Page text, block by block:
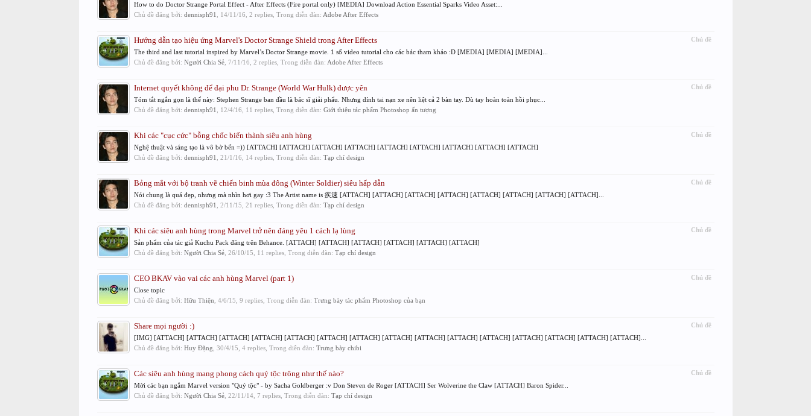
How to do Doctor Strange Portal Effect - After Effects (Fire portal only) [MEDIA] Download Action Essential Sparks Video Asset:...
Chủ đề đăng bởi: dennisph91 14/11/16 , 2 replies, Trong diễn đàn: Adobe After Effects
Chủ đề
Hướng dẫn tạo hiệu ứng Marvel's Doctor Strange Shield trong After Effects
The third and last tutorial inspired by Marvel’s Doctor Strange movie. 1 số video tutorial cho các bác tham khảo :D [MEDIA] [MEDIA] [MEDIA]...
Chủ đề đăng bởi: Người Chia Sẻ, 7/11/16 , 2 replies, Trong diễn đàn: Adobe After Effects
Chủ đề
Internet quyết không để đại phu Dr. Strange (World War Hulk) được yên
Tóm tắt ngắn gọn là thế này: Stephen Strange ban đầu là bác sĩ giải phẩu. Nhưng dính tai nạn xe nên liệt cả 2 bàn tay. Dù tay hoàn toàn hồi phục...
Chủ đề đăng bởi: dennisph91 12/4/16 , 11 replies, Trong diễn đàn: Giới thiệu tác phẩm Photoshop ấn tượng
Chủ đề
Khi các "cục cức" bỗng chốc biến thành siêu anh hùng
Nghệ thuật và sáng tạo là vô bờ bến =)) [ATTACH] [ATTACH] [ATTACH] [ATTACH] [ATTACH] [ATTACH] [ATTACH] [ATTACH] [ATTACH]
Chủ đề đăng bởi: dennisph91 21/1/16 , 14 replies, Trong diễn đàn: Tạp chí design
Chủ đề
Bỏng mắt với bộ tranh vẽ chiến binh mùa đông (Winter Soldier) siêu hấp dẫn
Nói chung là quá đẹp, nhưng mà nhìn hơi gay :3 The Artist name is 疾速 [ATTACH] [ATTACH] [ATTACH] [ATTACH] [ATTACH] [ATTACH] [ATTACH] [ATTACH]...
Chủ đề đăng bởi: dennisph91 2/11/15 , 21 replies, Trong diễn đàn: Tạp chí design
Chủ đề
Khi các siêu anh hùng trong Marvel trở nên đáng yêu 1 cách lạ lùng
Sản phẩm của tác giả Kuchu Pack đăng trên Behance. [ATTACH] [ATTACH] [ATTACH] [ATTACH] [ATTACH] [ATTACH]
Chủ đề đăng bởi: Người Chia Sẻ, 26/10/15 , 11 replies, Trong diễn đàn: Tạp chí design
Chủ đề
CEO BKAV vào vai các anh hùng Marvel (part 1)
Close topic
Chủ đề đăng bởi: Hữu Thiện 4/6/15 , 9 replies, Trong diễn đàn: Trưng bày tác phẩm Photoshop của bạn
Chủ đề
Share mọi người :)
[IMG] [ATTACH] [ATTACH] [ATTACH] [ATTACH] [ATTACH] [ATTACH] [ATTACH] [ATTACH] [ATTACH] [ATTACH] [ATTACH] [ATTACH] [ATTACH] [ATTACH] [ATTACH]...
Chủ đề đăng bởi: Huy Đặng 30/4/15 , 4 replies, Trong diễn đàn: Trưng bày chibi
Chủ đề
Các siêu anh hùng mang phong cách quý tộc trông như thế nào?
Mời các bạn ngắm Marvel version "Quý tộc" - by Sacha Goldberger :v Don Steven de Roger [ATTACH] Ser Wolverine the Claw [ATTACH] Baron Spider...
Chủ đề đăng bởi: Người Chia Sẻ, 22/11/14, 7 replies, Trong diễn đàn: Tạp chí design